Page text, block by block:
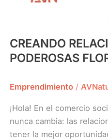
CREANDO
PODEROSAS
Emprendimiento /
¡Hola! En el comercio
nunca cambia: las
tener la mejor